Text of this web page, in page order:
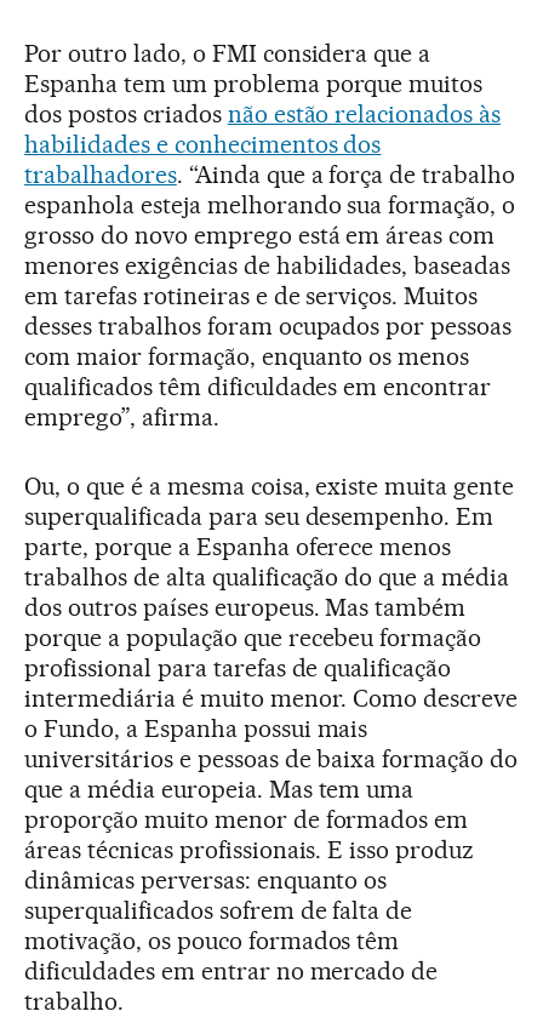
Por outro lado, o FMI considera que a
Espanha tem um problema porque muitos
dos postos criados não estão relacionados às
habilidades e conhecimentos dos
trabalhadores. “Ainda que a força de trabalho
espanhola esteja melhorando sua formação, o
grosso do novo emprego está em áreas com
menores exigências de habilidades, baseadas
em tarefas rotineiras e de serviços. Muitos
desses trabalhos foram ocupados por pessoas
com maior formação, enquanto os menos
qualificados têm dificuldades em encontrar
emprego”, afirma.
Ou, o que é a mesma coisa, existe muita gente
superqualificada para seu desempenho. Em
parte, porque a Espanha oferece menos
trabalhos de alta qualificação do que a média
dos outros países europeus. Mas também
porque a população que recebeu formação
profissional para tarefas de qualificação
intermediária é muito menor. Como descreve
o Fundo, a Espanha possui mais
universitários e pessoas de baixa formação do
que a média europeia. Mas tem uma
proporção muito menor de formados em
áreas técnicas profissionais. E isso produz
dinâmicas perversas: enquanto os
superqualificados sofrem de falta de
motivação, os pouco formados têm
dificuldades em entrar no mercado de
trabalho.